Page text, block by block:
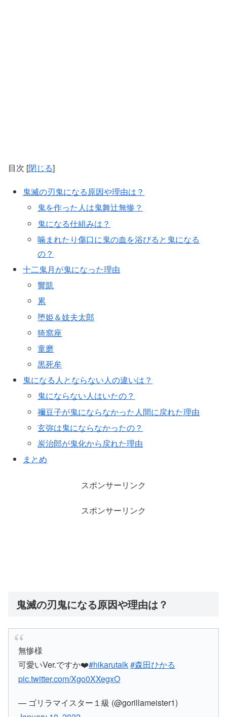
目次 [閉じる]
鬼滅の刃鬼になる原因や理由は？
鬼を作った人は鬼舞辻無惨？
鬼になる仕組みは？
噛まれたり傷口に鬼の血を浴びると鬼になる
の？
十二鬼月が鬼になった理由
響凱
累
堕姫＆妓夫太郎
猗窩座
童磨
黒死牟
鬼になる人とならない人の違いは？
鬼にならない人はいたの？
禰豆子が鬼にならなかった人間に戻れた理由
玄弥は鬼にならなかったの？
炭治郎が鬼化から戻れた理由
まとめ
スポンサーリンク
スポンサーリンク
鬼滅の刃鬼になる原因や理由は？
無惨様
可愛いVer.ですか❤️#hikarutalk#森田ひかる
pic.twitter.com/Xgo0XXegxO
— ゴリラマイスター１級 (@gorillameister1)